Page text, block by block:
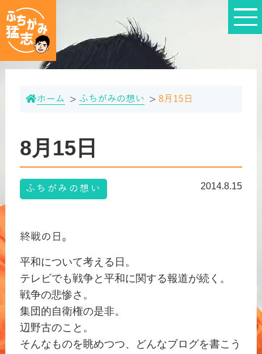
ホーム ふちがみの想い 8月15日
8月15日
ふちがみの想い 2014.8.15
終戦の日。
平和について考える日。
テレビでも戦争と平和に関する報道が続く。
戦争の悲惨さ。
集団的自衛権の是非。
辺野古のこと。
そんなものを眺めつつ、どんなブログを書こう